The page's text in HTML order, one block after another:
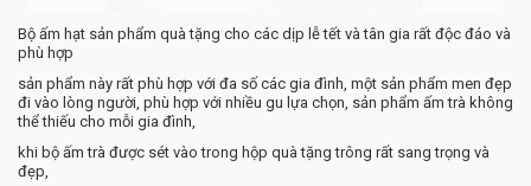
Bộ ấm hạt sản phẩm quà tặng cho các dịp lễ tết và tân gia rất độc đáo và
phù hợp
sản phẩm này rất phù hợp với đa số các gia đình, một sản phẩm men đẹp
đi vào lòng người, phù hợp với nhiều gu lựa chọn, sản phẩm ấm trà không
thể thiếu cho mỗi gia đình,
khi bộ ấm trà được sét vào trong hộp quà tặng trông rất sang trọng và
đẹp,